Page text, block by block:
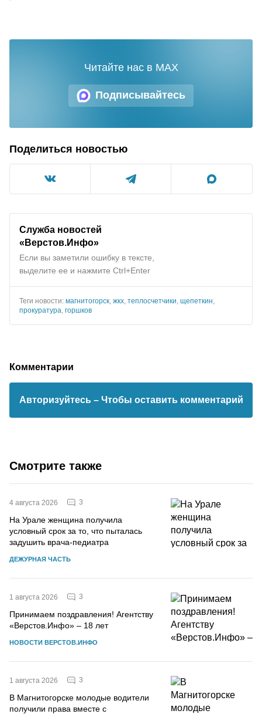
Подписывайтесь
Читайте нас в MAX
Поделиться новостью
Служба новостей
«Верстов.Инфо»
Если вы заметили ошибку в тексте,
выделите ее и нажмите Ctrl+Enter
Теги новости: магнитогорск жкх теплосчетчики щепеткин
прокуратура горшков
Комментарии
Авторизуйтесь – Чтобы оставить комментарий
Смотрите также
4 августа 2026 3
На Урале женщина получила
условный срок за то, что пыталась
задушить врача-педиатра
ДЕЖУРНАЯ ЧАСТЬ
1 августа 2026 3
Принимаем поздравления! Агентству
«Верстов.Инфо» – 18 лет
НОВОСТИ ВЕРСТОВ.ИНФО
1 августа 2026 3
В Магнитогорске молодые водители
получили права вместе с